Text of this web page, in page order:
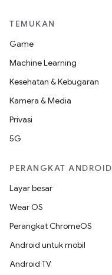
TEMUKAN
Game
Machine Learning
Kesehatan & Kebugaran
Kamera & Media
Privasi
5G
PERANGKAT ANDROID
Layar besar
Wear OS
Perangkat ChromeOS
Android untuk mobil
Android TV